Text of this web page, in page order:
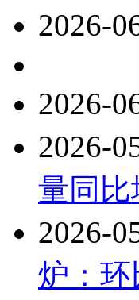
2026-
2026-
2026-
量同比
2026-
炉：